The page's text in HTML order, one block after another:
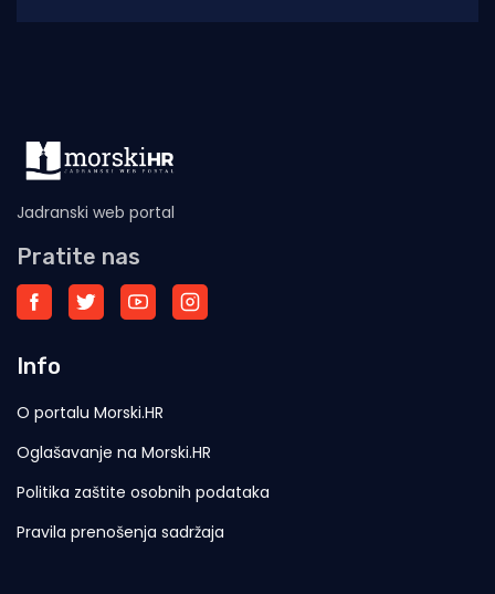
Jadranski web portal
Pratite nas
Info
O portalu Morski.HR
Oglašavanje na Morski.HR
Politika zaštite osobnih podataka
Pravila prenošenja sadržaja